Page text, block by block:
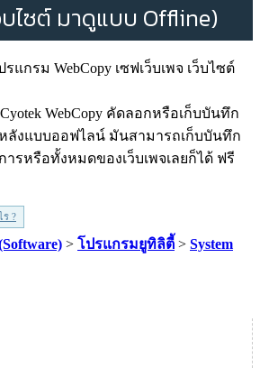
บไซต์ มาดูแบบ Offline)
WebCopy คัดลอกหรือเก็บบันทึก
ลังแบบออฟไลน์ มันสามารถเก็บบันทึก
ารหรือทั้งหมดของเว็บเพจเลยก็ได้ ฟรี
ร ?
> โปรแกรมยูทิลิตี้ > System